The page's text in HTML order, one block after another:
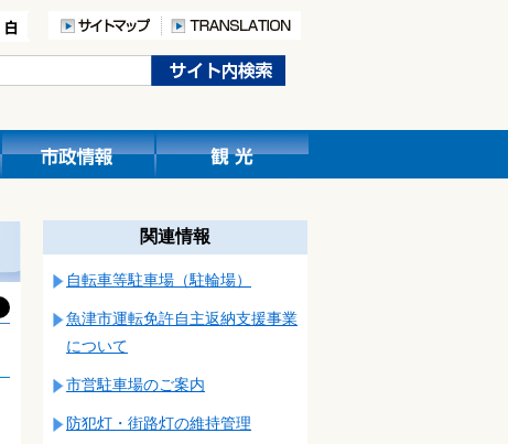
関連情報
自転車等駐車場（駐輪場）
魚津市運転免許自主返納支援事業
について
市営駐車場のご案内
防犯灯・街路灯の維持管理